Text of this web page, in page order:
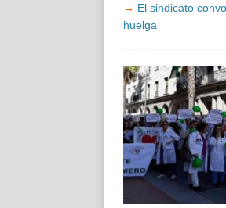
→ El sindicato
huelga